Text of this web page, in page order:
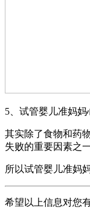
5、试管婴儿准妈
其实除了食物和药
失败的重要因素之
所以试管婴儿准妈
希望以上信息对您